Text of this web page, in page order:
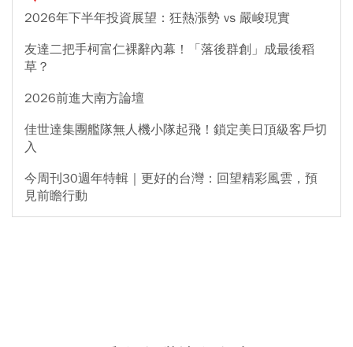
2026年下半年投資展望：狂熱漲勢 vs 嚴峻現實
友達二把手柯富仁裸辭內幕！「落後群創」成最後稻
草？
2026前進大南方論壇
佳世達集團艦隊無人機小隊起飛！鎖定美日頂級客戶切
入
今周刊30週年特輯｜更好的台灣：回望精彩風雲，預
見前瞻行動